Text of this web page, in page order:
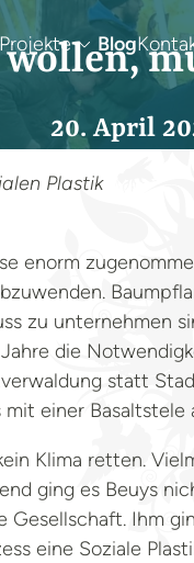
Projekte Blog
20. April
Plastik
enorm
zu unternehmen
die
statt
einer
Klima retten.
ging es Beuys
Ihm
eine Soziale